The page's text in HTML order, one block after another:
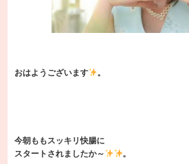
おはようございます 。
今朝ももスッキリ快腸に
スタートされましたか～
。